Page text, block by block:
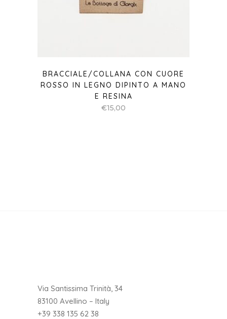
BRACCIALE/COLLANA CON CUORE
ROSSO IN LEGNO DIPINTO A MANO
E RESINA
€15,00
Via Santissima Trinità, 34
83100 Avellino – Italy
+39 338 135 62 38